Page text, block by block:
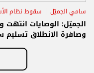
سامي الجميّل سقوط نظام
الجميّل: الوصايات
وصافرة الانطلاق تسليم